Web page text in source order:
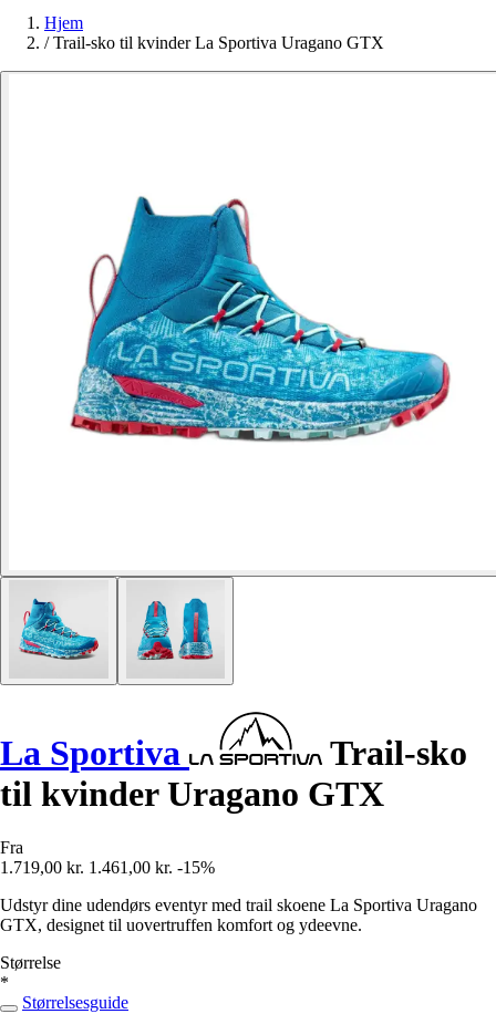
Hjem
/ Trail-sko til kvinder La Sportiva Uragano GTX
La Sportiva
Trail-sko
til kvinder Uragano GTX
Fra
1.719,00 kr. 1.461,00 kr. -15%
Udstyr dine udendørs eventyr med trail skoene La Sportiva Uragano
GTX, designet til uovertruffen komfort og ydeevne.
Størrelse
*
Størrelsesguide